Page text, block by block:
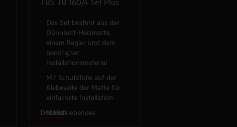
Das Set besteht aus der
Dünnbett-Heizmatte,
einem Regler und dem
benötigten
Installationsmaterial
Mit Schutzfolie auf der
Klebeseite der Matte für
einfachste Installation
Selbstklebendes
Gittergewebe mit komplett
Details